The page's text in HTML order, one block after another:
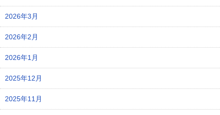
2026年3月
2026年2月
2026年1月
2025年12月
2025年11月